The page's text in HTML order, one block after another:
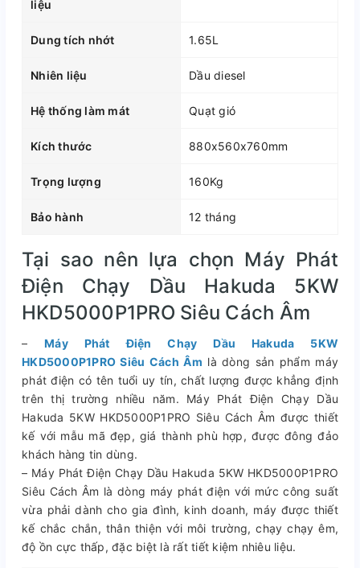
liệu
Dung tích nhớt 1.65L
Nhiên liệu Dầu diesel
Hệ thống làm mát Quạt gió
Kích thước 880x560x760mm
Trọng lượng 160Kg
Bảo hành 12 tháng
Tại sao nên lựa chọn Máy Phát
Điện Chạy Dầu Hakuda 5KW
HKD5000P1PRO Siêu Cách Âm
–Máy Phát Điện Chạy Dầu Hakuda 5KW
HKD5000P1PRO Siêu Cách Âm là dòng sản phẩm máy
phát điện có tên tuổi uy tín, chất lượng được khẳng định
trên thị trường nhiều năm. Máy Phát Điện Chạy Dầu
Hakuda 5KW HKD5000P1PRO Siêu Cách Âm được thiết
kế với mẫu mã đẹp, giá thành phù hợp, được đông đảo
khách hàng tin dùng.
– Máy Phát Điện Chạy Dầu Hakuda 5KW HKD5000P1PRO
Siêu Cách Âm là dòng máy phát điện với mức công suất
vừa phải dành cho gia đình, kinh doanh, máy được thiết
kế chắc chắn, thân thiện với môi trường, chạy chạy êm,
độ ồn cực thấp, đặc biệt là rất tiết kiệm nhiêu liệu.